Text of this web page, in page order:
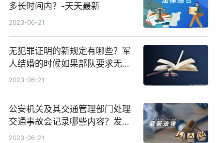
多长时间内？-天天最新
2023-06-21
无犯罪证明的新规定有哪些？军
人结婚的时候如果部队要求无犯
罪记录证明怎么办？
2023-06-21
公安机关及其交通管理部门处理
交通事故会记录哪些内容？发生
交通事故公安机关如何处理？
2023-06-21